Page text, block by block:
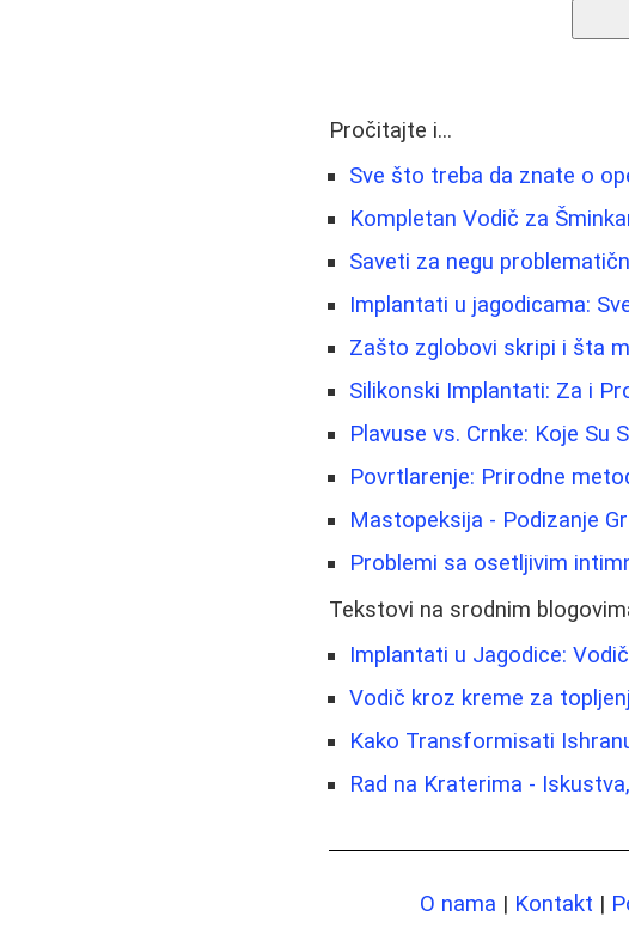
Pročitajte i...
Sve što treba da znate o
Kompletan Vodič za
Saveti za negu
Implantati u jagodicama:
Zašto zglobovi skripi i šta
Silikonski Implantati: Za i
Plavuse vs. Crnke: Koje Su
Povrtlarenje: Prirodne
Mastopeksija - Podizanje
Problemi sa osetljivim
Tekstovi na srodnim
Implantati u Jagodice:
Vodič kroz kreme za
Kako Transformisati
Rad na Kraterima -
O nama | Kontakt |